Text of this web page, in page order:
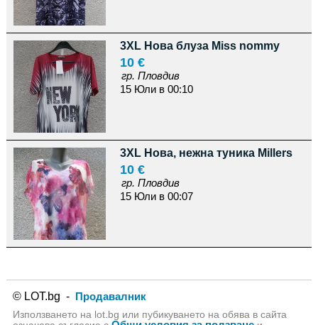
3XL Нова блуза Miss nommy
10 €
гр. Пловдив
15 Юли в 00:10
3XL Нова, нежна туника Millers
10 €
гр. Пловдив
15 Юли в 00:07
© LOT.bg - Продавалник
Използването на lot.bg или пубикуването на обява в сайта